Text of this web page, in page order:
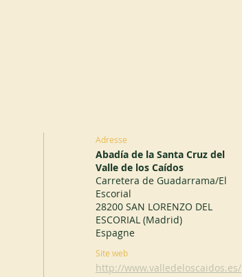
Adresse
Abadía de la Santa Cruz del
Valle de los Caídos
Carretera de Guadarrama/El
Escorial
28200 SAN LORENZO DEL
ESCORIAL (Madrid)
Espagne
Site web
http://www.valledeloscaidos.es/